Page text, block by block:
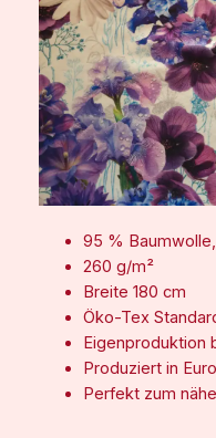
a
M
e
n
g
e
95 %
260 g/m²
Breite 180 cm
Öko-Tex
Eigenproduktion
Produziert in
Perfekt zum